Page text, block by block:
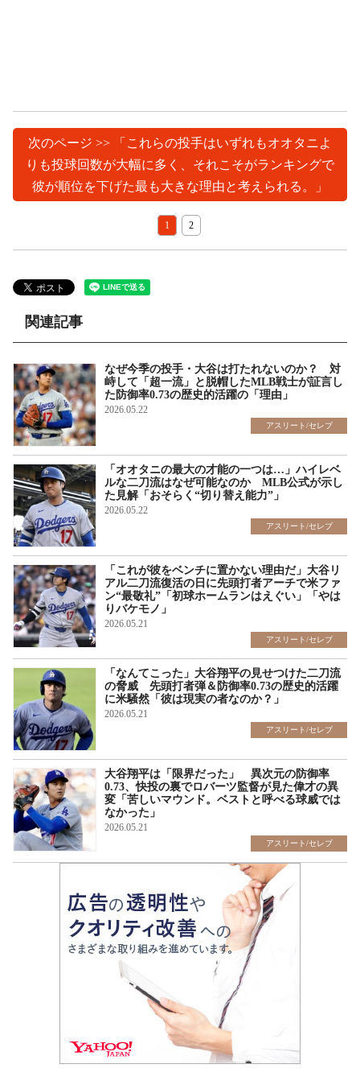
次のページ >> 「これらの投手はいずれもオオタニよ
りも投球回数が大幅に多く、それこそがランキングで
彼が順位を下げた最も大きな理由と考えられる。」
1 2
関連記事
なぜ今季の投手・大谷は打たれないのか？ 対
峙して「超一流」と脱帽したMLB戦士が証言し
た防御率0.73の歴史的活躍の「理由」
2026.05.22
アスリート/セレブ
「オオタニの最大の才能の一つは…」ハイレベ
ルな二刀流はなぜ可能なのか MLB公式が示し
た見解「おそらく“切り替え能力”」
2026.05.22
アスリート/セレブ
「これが彼をベンチに置かない理由だ」大谷リ
アル二刀流復活の日に先頭打者アーチで米ファ
ン“最敬礼”「初球ホームランはえぐい」「やは
りバケモノ」
2026.05.21
アスリート/セレブ
「なんてこった」大谷翔平の見せつけた二刀流
の脅威 先頭打者弾＆防御率0.73の歴史的活躍
に米騒然「彼は現実の者なのか？」
2026.05.21
アスリート/セレブ
大谷翔平は「限界だった」 異次元の防御率
0.73、快投の裏でロバーツ監督が見た偉才の異
変「苦しいマウンド。ベストと呼べる球威では
なかった」
2026.05.21
アスリート/セレブ